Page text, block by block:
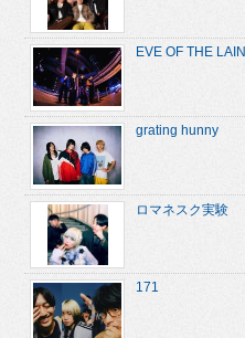
EVE OF THE LAIN
grating hunny
ロマネスク実験
171